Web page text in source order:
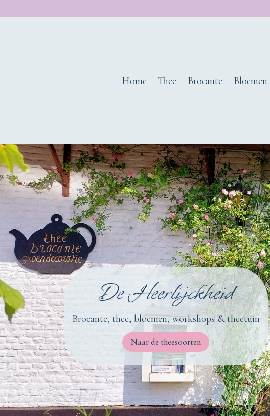
Home Thee Brocante Bloemen
De Heerlijckheid
Brocante, thee, bloemen, workshops & theetuin
Naar de theesoorten